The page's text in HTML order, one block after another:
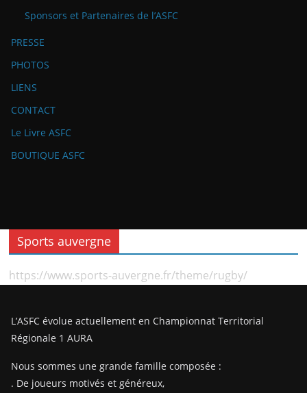
Sponsors et Partenaires de l’ASFC
PRESSE
PHOTOS
LIENS
CONTACT
Le Livre ASFC
BOUTIQUE ASFC
Sports auvergne
https://www.sports-auvergne.fr/theme/rugby/
L’ASFC évolue actuellement en Championnat Territorial
Régionale 1 AURA
Nous sommes une grande famille composée :
. De joueurs motivés et généreux,